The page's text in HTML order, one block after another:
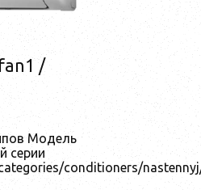
/
Модель
серии
conditioners/